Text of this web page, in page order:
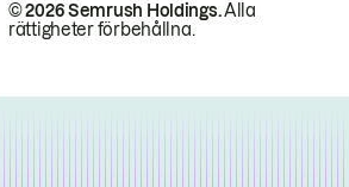
© 2026 Semrush Holdings.Alla
rättigheter förbehållna.